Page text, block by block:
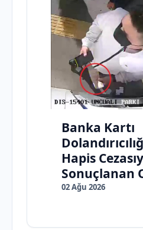
Banka Kartı
Hapis
Sonuçlanan
02 Ağu 2026